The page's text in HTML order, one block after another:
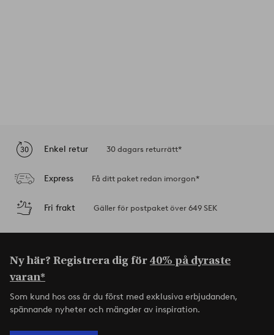
Enkel retur 30 dagars returrätt*
Express Få ditt paket redan imorgon*
Fri frakt Gäller för postpaket över 649 SEK
Ny här? Registrera dig för40% på dyraste
varan*
Som kund hos oss är du först med exklusiva erbjudanden,
spännande nyheter och mängder av inspiration.